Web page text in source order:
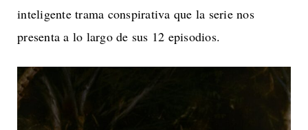
inteligente trama conspirativa que la serie nos
presenta a lo largo de sus 12 episodios.